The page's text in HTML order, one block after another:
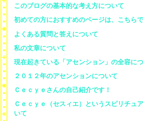
このブログの基本的な考え方について
初めての方におすすめのページは、こちらで
よくある質問と答えについて
私の文章について
現在起きている「アセンション」の全容に
２０１２年のアセンションについて
Ｃｅｃｙｅさんの自己紹介です！
Ｃｅｃｙｅ（セスィエ）というスピリチュ
いて